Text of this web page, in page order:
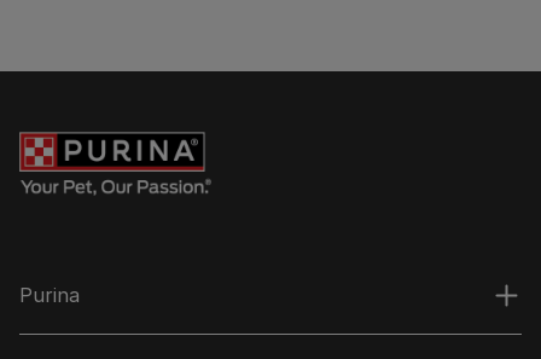
Purina